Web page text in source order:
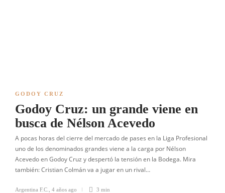
GODOY CRUZ
Godoy Cruz: un grande viene en
busca de Nélson Acevedo
A pocas horas del cierre del mercado de pases en la Liga Profesional
uno de los denominados grandes viene a la carga por Nélson
Acevedo en Godoy Cruz y despertó la tensión en la Bodega. Mira
también: Cristian Colmán va a jugar en un rival…
Argentina F.C. 4 años ago 3 min